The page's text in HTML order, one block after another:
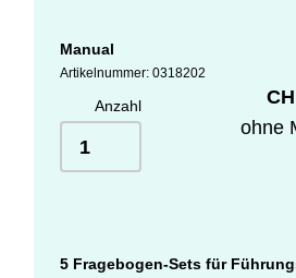
Manual
Artikelnummer: 0318202
Anzahl
5 Fragebogen-Sets für